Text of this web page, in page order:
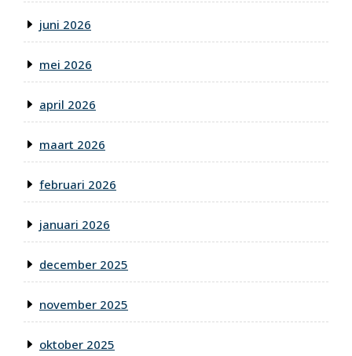
juni 2026
mei 2026
april 2026
maart 2026
februari 2026
januari 2026
december 2025
november 2025
oktober 2025